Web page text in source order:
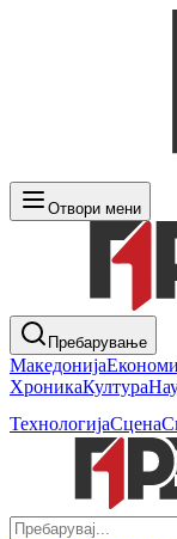
Отвори мени
Пребарување
Македонија
ХроникаКултура
ТехнологијаСцена